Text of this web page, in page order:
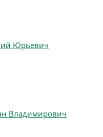
Юрьевич
Владимирович